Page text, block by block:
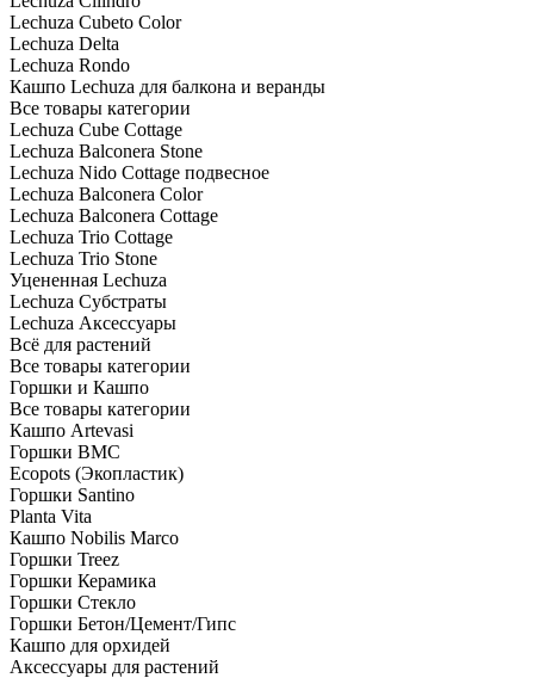
Lechuza Cubeto Color
Lechuza Delta
Lechuza Rondo
Кашпо Lechuza для балкона и веранды
Все товары категории
Lechuza Cube Cottage
Lechuza Balconera Stone
Lechuza Nido Cottage подвесное
Lechuza Balconera Color
Lechuza Balconera Cottage
Lechuza Trio Cottage
Lechuza Trio Stone
Уцененная Lechuza
Lechuza Субстраты
Lechuza Аксессуары
Всё для растений
Все товары категории
Горшки и Кашпо
Все товары категории
Кашпо Artevasi
Горшки BMC
Ecopots (Экопластик)
Горшки Santino
Planta Vita
Кашпо Nobilis Marco
Горшки Treez
Горшки Керамика
Горшки Стекло
Горшки Бетон/Цемент/Гипс
Кашпо для орхидей
Аксессуары для растений